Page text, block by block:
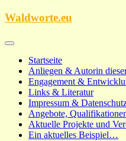
Zum
Waldworte.eu
Startseite
Anliegen & Autorin
Engagement &
Links & Literatur
Impressum &
Angebote,
Aktuelle Projekte und
Ein aktuelles Beispiel…